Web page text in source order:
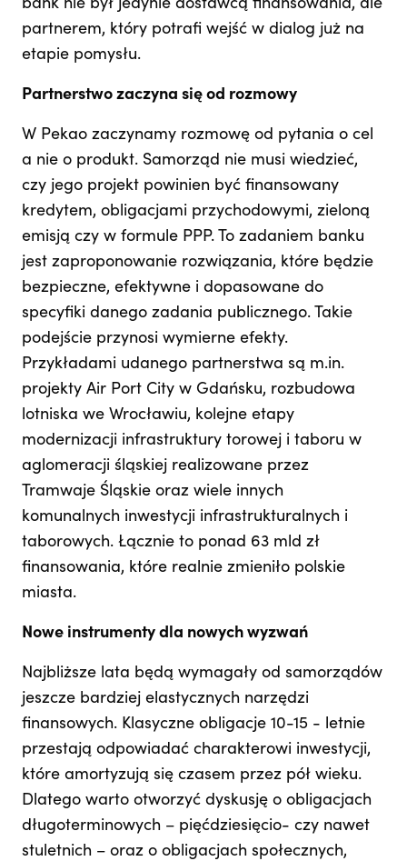
bank nie był jedynie dostawcą finansowania, ale
partnerem, który potrafi wejść w dialog już na
etapie pomysłu.
Partnerstwo zaczyna się od rozmowy
W Pekao zaczynamy rozmowę od pytania o cel
a nie o produkt. Samorząd nie musi wiedzieć,
czy jego projekt powinien być finansowany
kredytem, obligacjami przychodowymi, zieloną
emisją czy w formule PPP. To zadaniem banku
jest zaproponowanie rozwiązania, które będzie
bezpieczne, efektywne i dopasowane do
specyfiki danego zadania publicznego. Takie
podejście przynosi wymierne efekty.
Przykładami udanego partnerstwa są m.in.
projekty Air Port City w Gdańsku, rozbudowa
lotniska we Wrocławiu, kolejne etapy
modernizacji infrastruktury torowej i taboru w
aglomeracji śląskiej realizowane przez
Tramwaje Śląskie oraz wiele innych
komunalnych inwestycji infrastrukturalnych i
taborowych. Łącznie to ponad 63 mld zł
finansowania, które realnie zmieniło polskie
miasta.
Nowe instrumenty dla nowych wyzwań
Najbliższe lata będą wymagały od samorządów
jeszcze bardziej elastycznych narzędzi
finansowych. Klasyczne obligacje 10-15 - letnie
przestają odpowiadać charakterowi inwestycji,
które amortyzują się czasem przez pół wieku.
Dlatego warto otworzyć dyskusję o obligacjach
długoterminowych – pięćdziesięcio- czy nawet
stuletnich – oraz o obligacjach społecznych,